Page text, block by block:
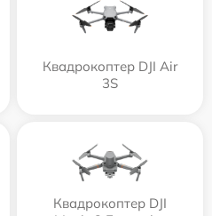
Квадрокоптер DJI Air
3S
Квадрокоптер DJI